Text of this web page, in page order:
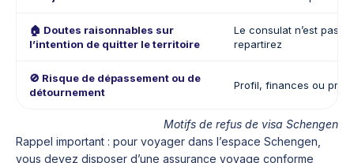
🏠 Doutes raisonnables sur
l’intention de quitter le territoire
Le consulat n’est pas
repartirez
🚫 Risque de dépassement ou de
détournement
Profil, finances ou
Motifs de refus de visa Schengen
Rappel important : pour voyager dans l’espace Schengen,
vous devez disposer d’une assurance voyage conforme